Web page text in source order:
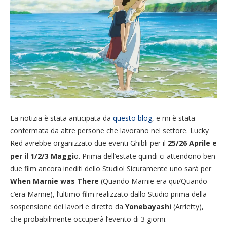
La notizia è stata anticipata da questo blog, e mi è stata
confermata da altre persone che lavorano nel settore. Lucky
Red avrebbe organizzato due eventi Ghibli per il 25/26 Aprile e
per il 1/2/3 Maggio. Prima dell’estate quindi ci attendono ben
due film ancora inediti dello Studio! Sicuramente uno sarà per
When Marnie was There (Quando Marnie era qui/Quando
c’era Marnie), l’ultimo film realizzato dallo Studio prima della
sospensione dei lavori e diretto da Yonebayashi (Arrietty),
che probabilmente occuperà l’evento di 3 giorni.